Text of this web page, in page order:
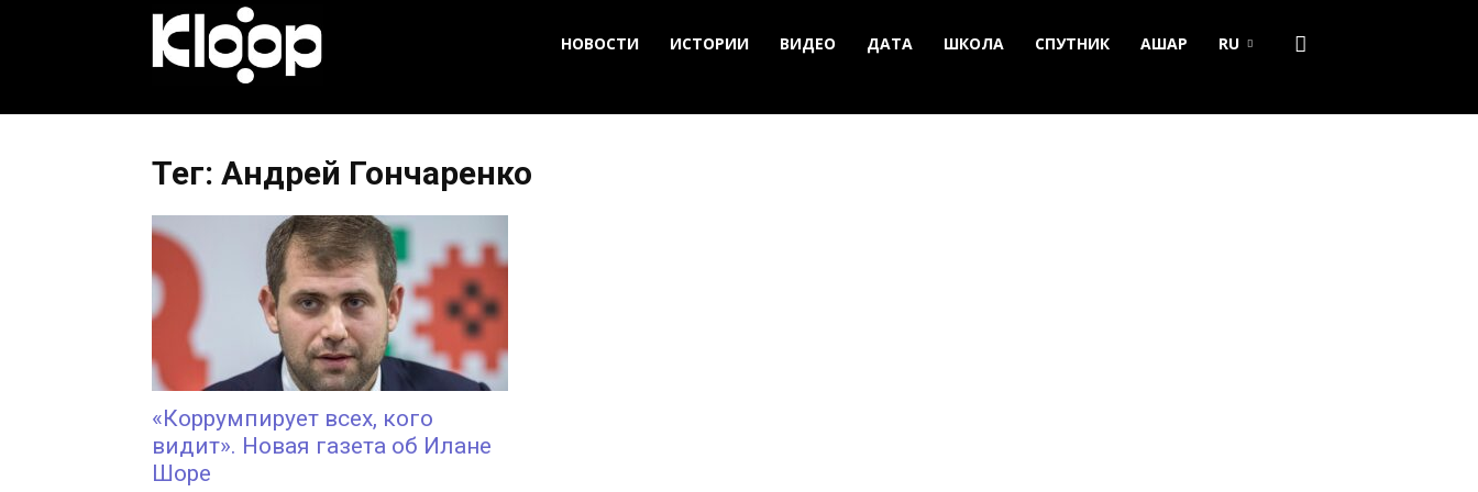
Новости
Кыргызстана
НОВОСТИ ИСТОРИИ ВИДЕО ДАТА ШКОЛА СПУТНИК АШАР RU
Тег: Андрей Гончаренко
«Коррумпирует всех, кого
видит». Новая газета об Илане
Шоре